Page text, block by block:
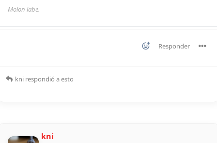
Molon labe.
Responder
kni respondió a esto
kni